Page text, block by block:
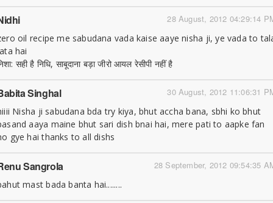
28 August, 2012 04:29:14
oil recipe me sabudana vada kaise aaye nisha ji, ye vada to
hai
सही है निधि, साबूदाना बड़ा जीरो आयल रेसीपी नहीं है
30 August, 2012 11:06:31
Singhal
Nisha ji sabudana bda try kiya, bhut accha bana, sbhi ko bhut
aaya maine bhut sari dish bnai hai, mere pati to aapke fan
gye hai thanks to all dishs
28 September, 2012 09:54:35
Sangrola
mast bada banta hai........